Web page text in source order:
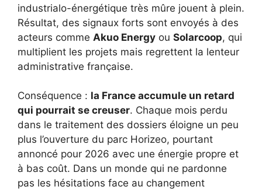
industrialo-énergétique très mûre jouent à plein.
Résultat, des signaux forts sont envoyés à des
acteurs comme Akuo Energy ou Solarcoop, qui
multiplient les projets mais regrettent la lenteur
administrative française.
Conséquence : la France accumule un retard
qui pourrait se creuser. Chaque mois perdu
dans le traitement des dossiers éloigne un peu
plus l’ouverture du parc Horizeo, pourtant
annoncé pour 2026 avec une énergie propre et
à bas coût. Dans un monde qui ne pardonne
pas les hésitations face au changement